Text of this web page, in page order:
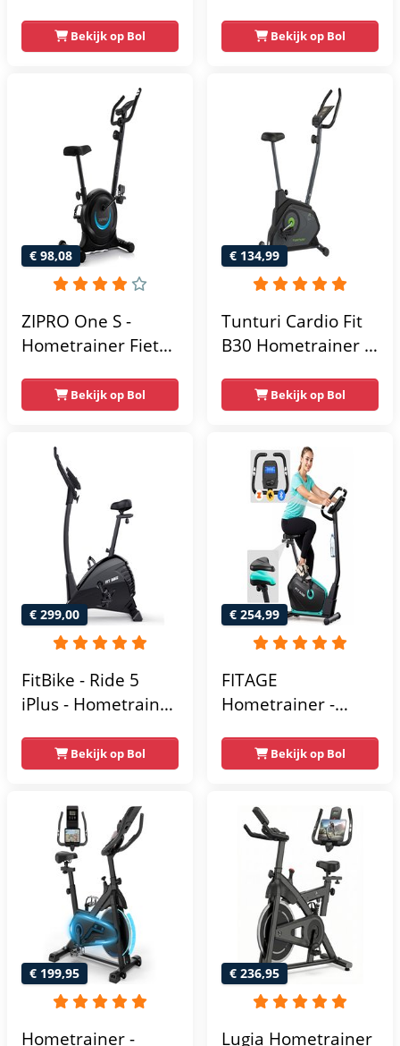
Verstelbaar Zadel -
0-100% weerstand
Hartslagfunctie -
Max 130kg -
Extreem Stil
Bekijk op Bol
Weerstandniveau's
- Verstelbaar zadel
Tablethouder -
Max. 120 kg
Gebruikersgewicht
- Fitnessfiets
Bekijk op Bol
€ 98,08
ZIPRO One S -
Hometrainer Fiets -
Magnetische Fiets -
Hartslagsensoren -
Gemakkelijk te
transporteren -
Antislippedalen -
Homegym -
Stabiele structuur -
gebruikersgewicht
110 kg - Zwart en
Blauw
Bekijk op Bol
€ 134,99
Tunturi Cardio Fit
B30 Hometrainer -
weerstandsniveaus
- Tablethouder -
Hartslagfunctie en
transportwielen
Bekijk op Bol
€ 299,00
FitBike - Ride 5
iPlus - Hometrainer
Trainingsprogramma's
- Hartslagsensoren
Bekijk op Bol
€ 254,99
FITAGE
Hometrainer -
Weerstandsniveaus
- Tablethouder
voor Bluetooth
Kinomap & Zwift -
Fiets Lage Instap,
Ergonomisch & Stil
- Hometrainers
Fitness voor Thuis
Bekijk op Bol
€ 199,95
Hometrainer -
€ 236,95
Lugia Hometrainer